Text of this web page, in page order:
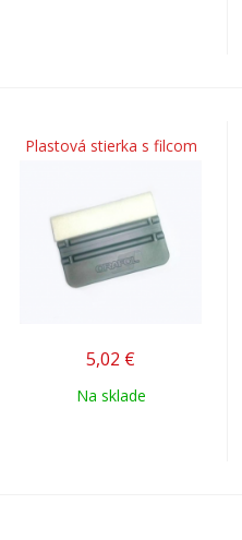
Plastová stierka s filcom
5,02 €
Na sklade